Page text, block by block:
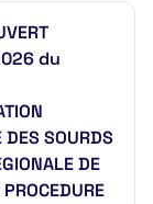
du
DES SOURDS
DE